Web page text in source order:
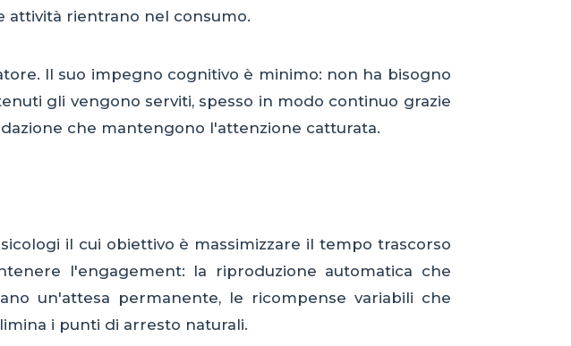
attività rientrano nel consumo.
Il suo impegno cognitivo è minimo: non ha bisogno
gli vengono serviti, spesso in modo continuo grazie
che mantengono l'attenzione catturata.
il cui obiettivo è massimizzare il tempo trascorso
l'engagement: la riproduzione automatica che
un'attesa permanente, le ricompense variabili che
i punti di arresto naturali.